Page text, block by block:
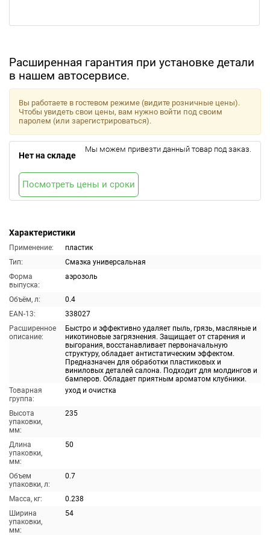
Расширенная гарантия при установке детали
в нашем автосервисе.
Характеристики
Применение:
пластик
Тип:
Смазка универсальная
Форма
выпуска:
аэрозоль
Объём, л:
0.4
EAN-13:
338027
Расширенное
описание:
Быстро и эффективно удаляет пыль, грязь, масляные и
никотиновые загрязнения. Защищает от старения и
выгорания, восстанавливает первоначальную
структуру, обладает антистатическим эффектом.
Предназначен для обработки пластиковых и
виниловых деталей салона. Подходит для молдингов и
бамперов. Обладает приятным ароматом клубники.
Товарная
группа:
уход и очистка
Высота
упаковки,
мм:
235
Длина
упаковки,
мм:
50
Объем
упаковки, л:
0.7
Масса, кг:
0.238
Ширина
упаковки,
мм:
54
Вы работаете в гостевом режиме (видите розничные цены).
Чтобы увидеть свои цены, вам нужно войти под своим
паролем (или зарегистрироваться).
Нет на складе
Мы можем привезти данный товар под заказ.
Посмотреть цены и сроки